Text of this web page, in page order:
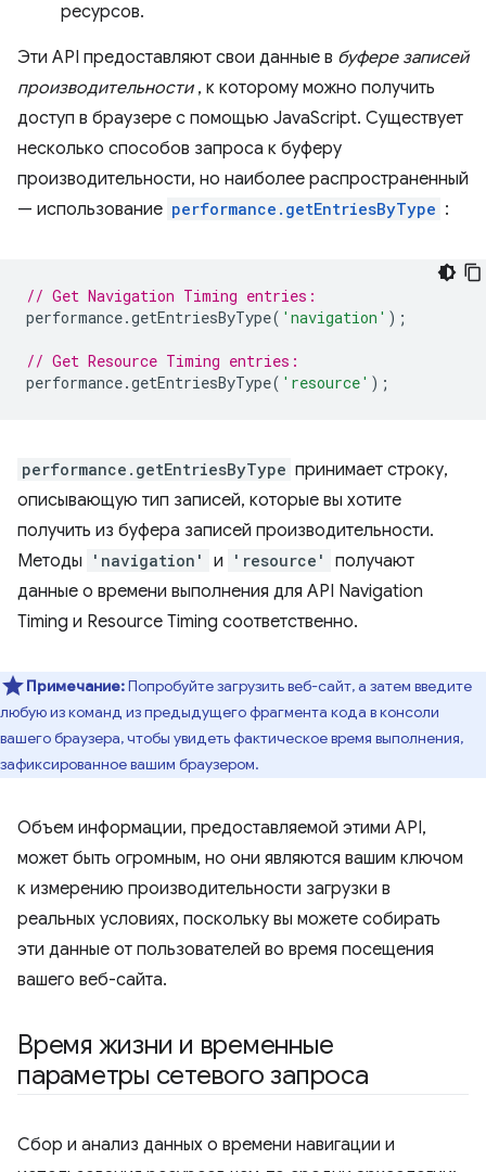
ресурсов.
Эти API предоставляют свои данные в буфере записей
производительности, к которому можно получить
доступ в браузере с помощью JavaScript. Существует
несколько способов запроса к буферу
производительности, но наиболее распространенный
— использование performance.getEntriesByType :
// Get Navigation Timing entries:
performance.getEntriesByType( 'navigation' );
// Get Resource Timing entries:
performance.getEntriesByType( 'resource' );
performance.getEntriesByType принимает строку,
описывающую тип записей, которые вы хотите
получить из буфера записей производительности.
Методы
'navigation' и 'resource'
получают
данные о времени выполнения для API Navigation
Timing и Resource Timing соответственно.
Примечание:Попробуйте загрузить веб-сайт, а затем введите
любую из команд из предыдущего фрагмента кода в консоли
вашего браузера, чтобы увидеть фактическое время выполнения,
зафиксированное вашим браузером.
Объем информации, предоставляемой этими API,
может быть огромным, но они являются вашим ключом
к измерению производительности загрузки в
реальных условиях, поскольку вы можете собирать
эти данные от пользователей во время посещения
вашего веб-сайта.
Время жизни и временные
параметры сетевого запроса
Сбор и анализ данных о времени навигации и